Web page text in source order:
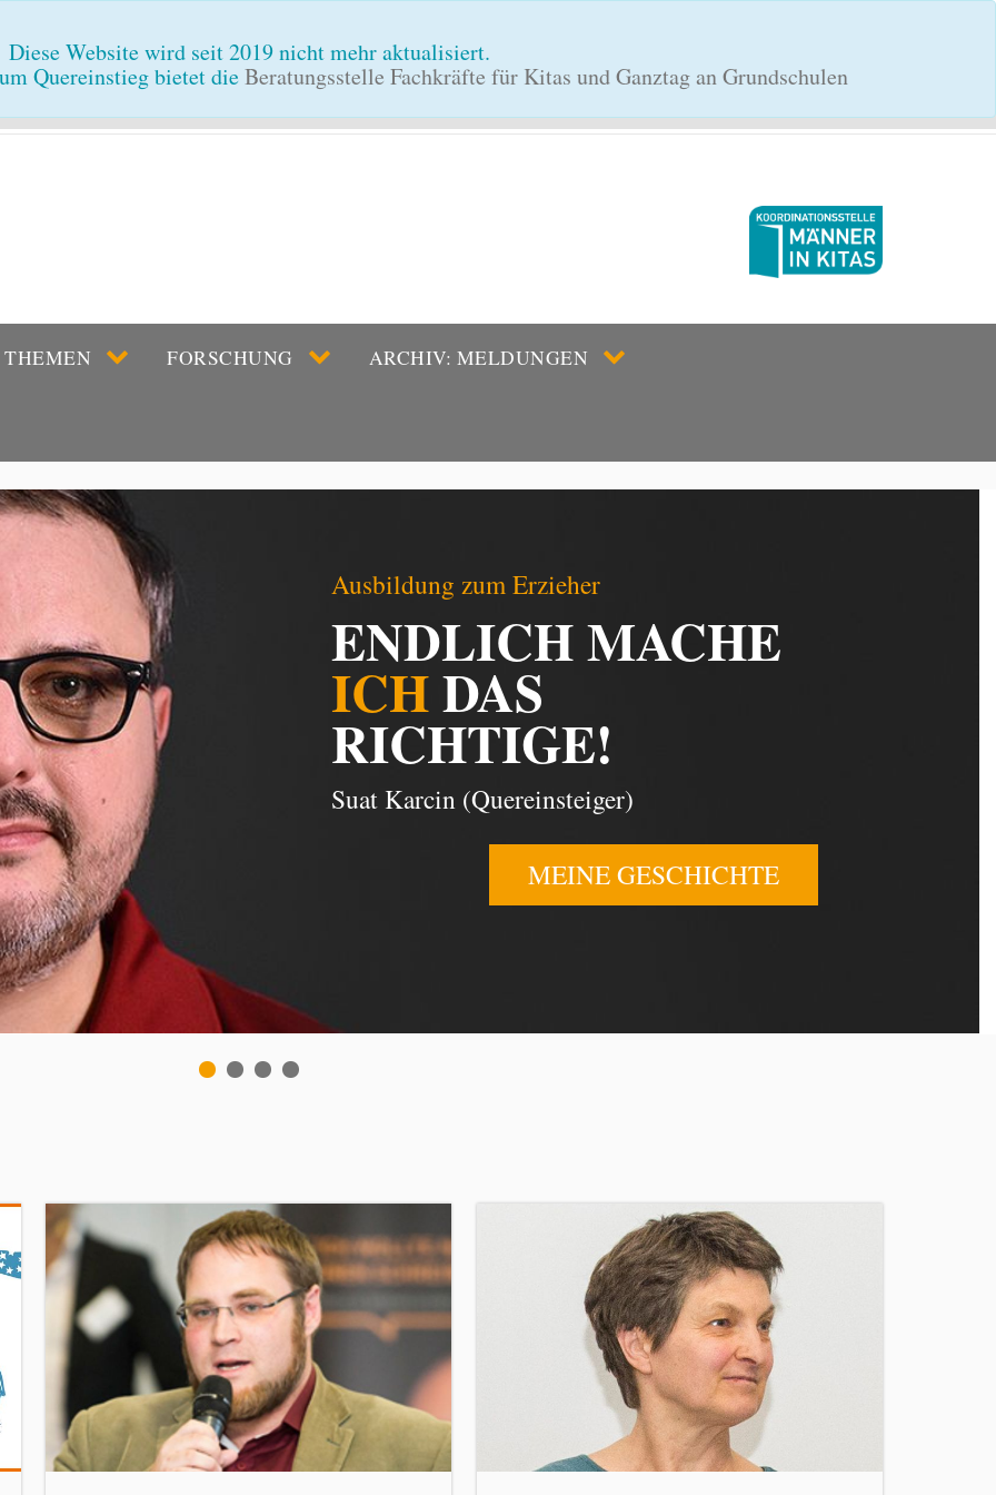
Diese Website wird seit 2019 nicht mehr aktualisiert.
Quereinstieg bietet dieBeratungsstelle Fachkräfte für Kitas und Ganztag an Grundschulen
THEMEN FORSCHUNG ARCHIV: MELDUNGEN
Ausbildung zum Erzieher
ENDLICH MACHE
ICHDAS
RICHTIGE!
Suat Karcin (Quereinsteiger)
MEINE GESCHICHTE